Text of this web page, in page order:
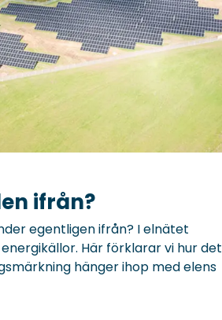
ifrån?
egentligen ifrån? I elnätet
Här förklarar vi hur det
hänger ihop med elens